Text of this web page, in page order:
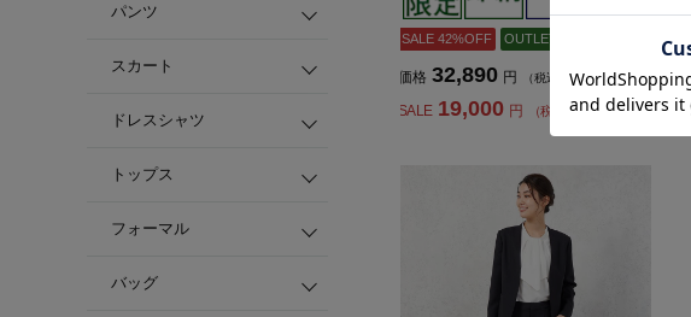
パンツ
スカート
ドレスシャツ
トップス
フォーマル
バッグ
SALE 42%OFF OUTLET
価格 32,890 円 （税込）
SALE 19,000 円 （税込）